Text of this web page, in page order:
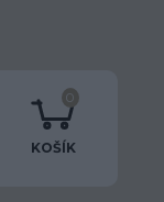
KOŠÍK
0